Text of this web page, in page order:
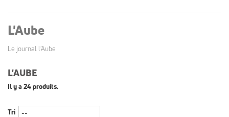
L'Aube
Le journal l'Aube
L'AUBE
Il y a 24 produits.
Tri